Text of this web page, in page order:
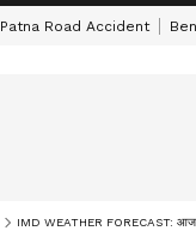
Patna Road Accident
IMD WEATHER FORECAST: आज